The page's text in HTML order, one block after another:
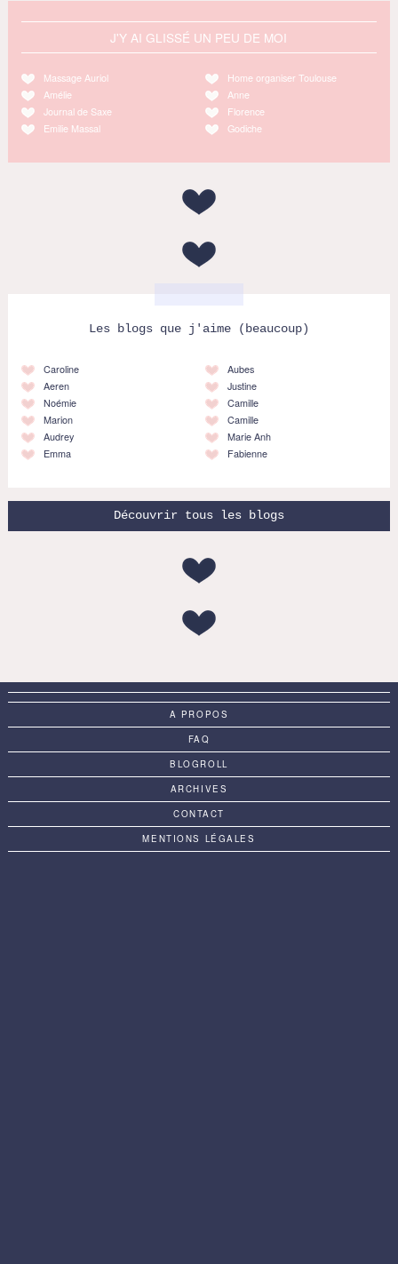
J'Y AI GLISSÉ UN PEU DE MOI
Massage Auriol
Amélie
Journal de Saxe
Emilie Massal
Home organiser Toulouse
Anne
Florence
Godiche
Les blogs que j'aime (beaucoup)
Caroline
Aeren
Noémie
Marion
Audrey
Emma
Aubes
Justine
Camille
Camille
Marie Anh
Fabienne
Découvrir tous les blogs
A PROPOS
FAQ
BLOGROLL
ARCHIVES
CONTACT
MENTIONS LÉGALES